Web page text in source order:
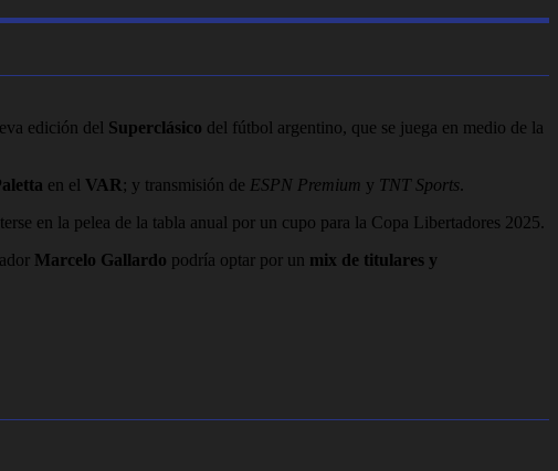
edición del Superclásico del fútbol argentino, que se juega en medio de la
en el VAR ; y transmisión de ESPN Premium y TNT Sports.
en la pelea de la tabla anual por un cupo para la Copa Libertadores 2025.
Marcelo Gallardo podría optar por un mix de titulares y